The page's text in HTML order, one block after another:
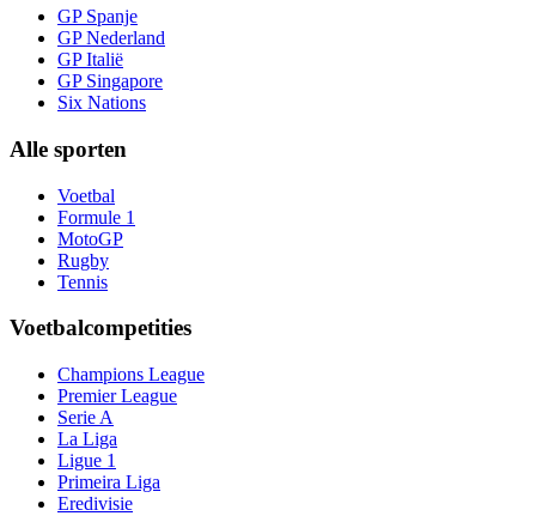
GP Spanje
GP Nederland
GP Italië
GP Singapore
Six Nations
Alle sporten
Voetbal
Formule 1
MotoGP
Rugby
Tennis
Voetbalcompetities
Champions League
Premier League
Serie A
La Liga
Ligue 1
Primeira Liga
Eredivisie